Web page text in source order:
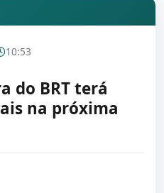
10:53
do BRT terá
na próxima